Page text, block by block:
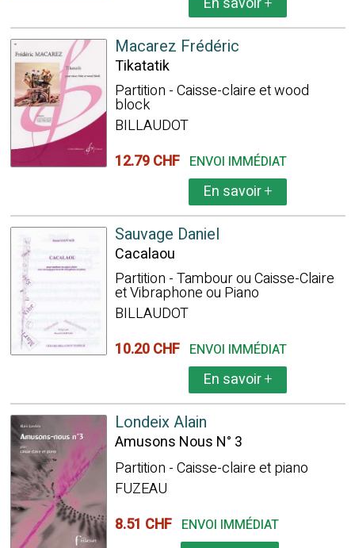
Macarez Frédéric
Tikatatik
Partition - Caisse-claire et wood
block
BILLAUDOT
12.79 CHF ENVOI IMMÉDIAT
En savoir+
Sauvage Daniel
Cacalaou
Partition - Tambour ou Caisse-Claire
et Vibraphone ou Piano
BILLAUDOT
10.20 CHF ENVOI IMMÉDIAT
En savoir+
Londeix Alain
Amusons Nous N° 3
Partition - Caisse-claire et piano
FUZEAU
8.51 CHF ENVOI IMMÉDIAT